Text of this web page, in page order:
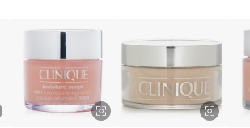
除所有折扣優惠後之最終發票金額計算，
通知為主。 6. 訂單如有使用東森購物
(包含但不限於東森幣、樂透金、東森現金
格。詳細請依東森購物ETMall之結帳頁面
物設有「單一商品最高回饋點數」機制(特
上限」)，以同一訂單中同一商品不論件數
間當下LINE購物所設定的回饋機制為準。